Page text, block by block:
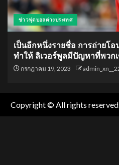
ข่าวฟุตบอลต่างประเทศ
เป็นอีกหนึ่งรายชื่อ การถ่ายโ
ทำให้ ลิเวอร์พูลมีปัญหาที่พวก
กรกฎาคม 19, 2023
Copyright © All rights